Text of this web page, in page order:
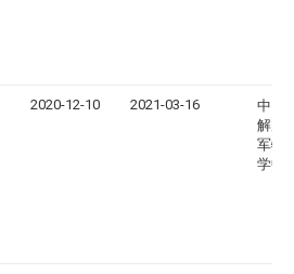
2020-12-10 2021-03-16
中国
解放
军特
学中